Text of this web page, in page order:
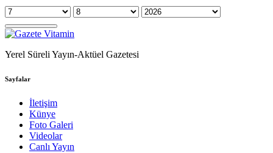
Yerel Süreli Yayın-Aktüel Gazetesi
Sayfalar
İletişim
Künye
Foto Galeri
Videolar
Canlı Yayın